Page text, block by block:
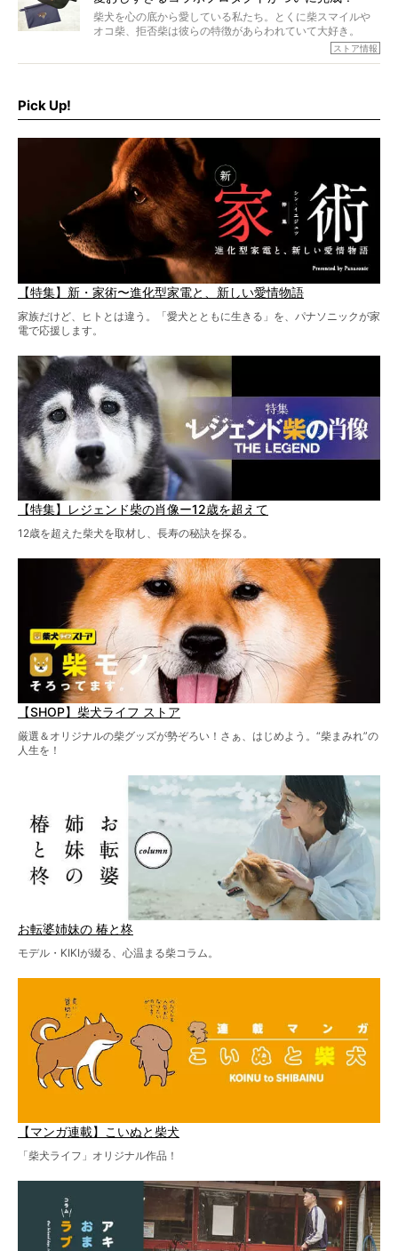
柴犬を心の底から愛している私たち。とくに柴スマイルや
オコ柴、拒否柴は彼らの特徴があらわれていて大好き。
でもちょっと待て…もうひとつ、忘れてはならない愛おしい
ストア情報
Pick Up!
【特集】新・家術〜進化型家電と、新しい愛情物語
家族だけど、ヒトとは違う。「愛犬とともに生きる」を、パナソニックが家
電で応援します。
【特集】レジェンド柴の肖像ー12歳を超えて
12歳を超えた柴犬を取材し、長寿の秘訣を探る。
【SHOP】柴犬ライフ ストア
厳選＆オリジナルの柴グッズが勢ぞろい！さぁ、はじめよう。“柴まみれ”の
人生を！
お転婆姉妹の 椿と柊
モデル・KIKIが綴る、心温まる柴コラム。
【マンガ連載】こいぬと柴犬
「柴犬ライフ」オリジナル作品！